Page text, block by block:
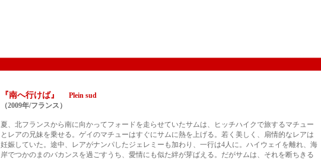
『南へ行けば』
Plein sud
（2009年/フランス）
夏、北フランスから南に向かってフォードを走らせていたサムは、ヒッチハイクで旅するマチュー
とレアの兄妹を乗せる。ゲイのマチューはすぐにサムに熱を上げる。若く美しく、扇情的なレアは
妊娠していた。途中、レアがナンパしたジェレミーも加わり、一行は4人に。ハイウェイを離れ、海
岸でつかのまのバカンスを過ごすうち、愛情にも似た絆が芽ばえる。だがサムは、それを断ちきる